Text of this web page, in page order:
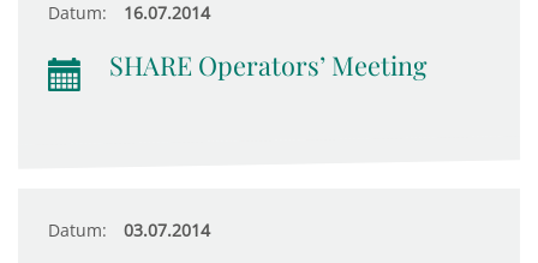
Datum: 16.07.2014
SHARE Operators’ Meeting
Datum: 03.07.2014